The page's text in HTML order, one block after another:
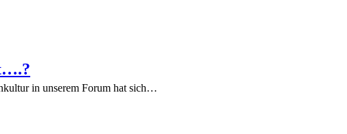
in unserem Forum hat sich…